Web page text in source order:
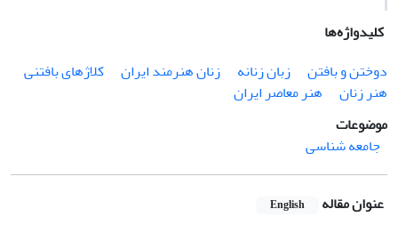
کلیدواژه‌ها
دوختن و بافتن
زبان زنانه زنان هنرمند ایران
کلاژهای بافتنی
هنر زنان
هنر معاصر ایران
موضوعات
جامعه شناسی
عنوان مقاله English